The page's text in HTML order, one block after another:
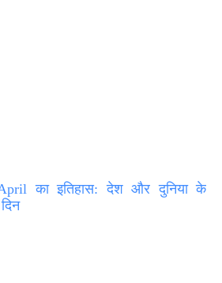
का इतिहास: देश और दुनिया के